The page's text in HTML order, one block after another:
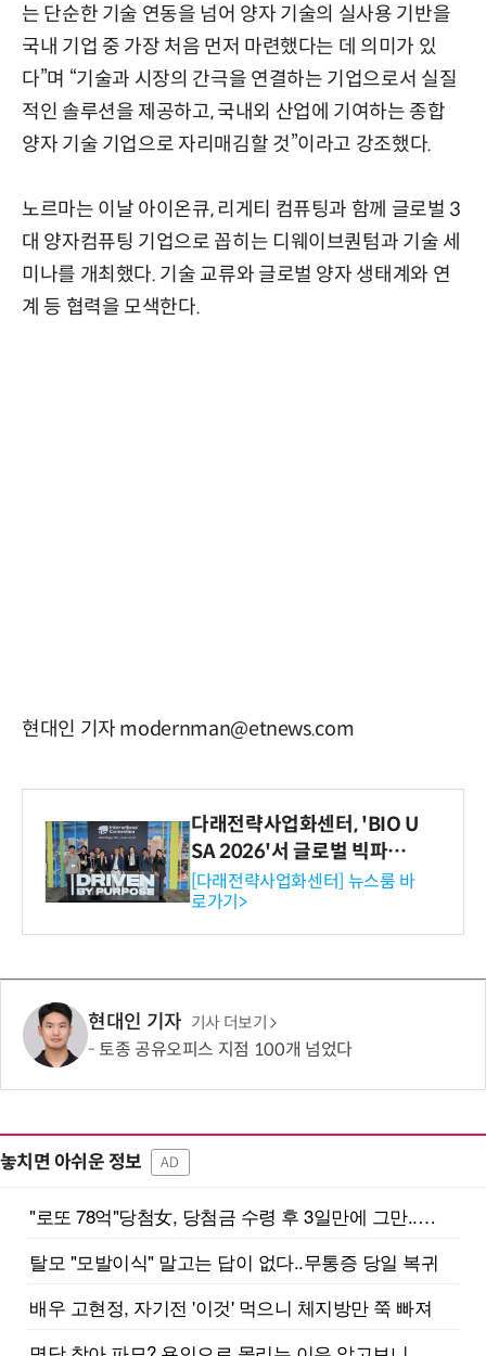
는 단순한 기술 연동을 넘어 양자 기술의 실사용 기반을
국내 기업 중 가장 처음 먼저 마련했다는 데 의미가 있
다”며 “기술과 시장의 간극을 연결하는 기업으로서 실질
적인 솔루션을 제공하고, 국내외 산업에 기여하는 종합
양자 기술 기업으로 자리매김할 것”이라고 강조했다.
노르마는 이날 아이온큐, 리게티 컴퓨팅과 함께 글로벌 3
대 양자컴퓨팅 기업으로 꼽히는 디웨이브퀀텀과 기술 세
미나를 개최했다. 기술 교류와 글로벌 양자 생태계와 연
계 등 협력을 모색한다.
현대인 기자 modernman@etnews.com
다래전략사업화센터, 'BIO U
SA 2026'서 글로벌 빅파마
와의 비즈니스 미팅 지원…K
-바이오 해외 진출 교두보 확
보
[다래전략사업화센터] 뉴스룸 바
로가기>
현대인 기자 기사 더보기
토종 공유오피스 지점 100개 넘었다
놓치면 아쉬운 정보 AD